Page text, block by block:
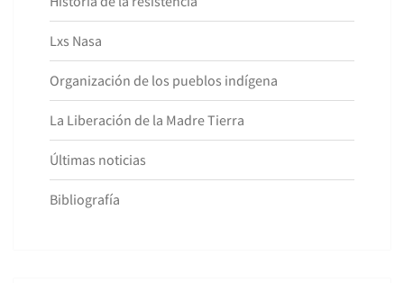
Lxs Nasa
Organización de los pueblos indígena
La Liberación de la Madre Tierra
Últimas noticias
Bibliografía